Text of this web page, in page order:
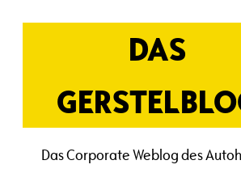
Inhalt
DAS
Das Corporate Weblog des